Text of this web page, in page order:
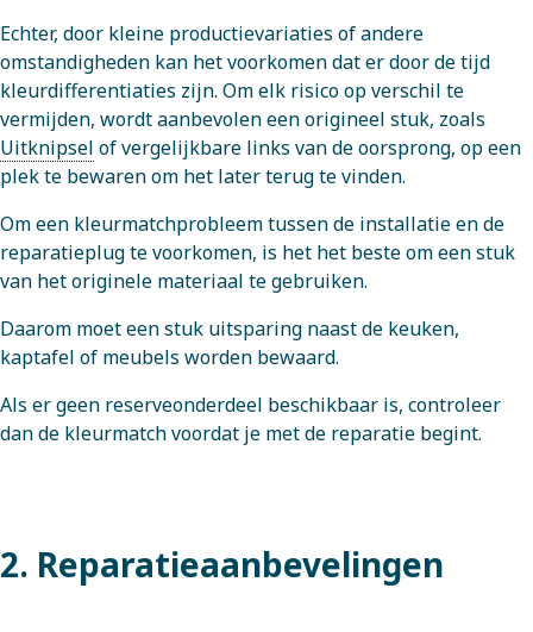
Echter, door kleine productievariaties of andere
omstandigheden kan het voorkomen dat er door de tijd
kleurdifferentiaties zijn. Om elk risico op verschil te
vermijden, wordt aanbevolen een origineel stuk, zoals
Uitknipsel of vergelijkbare links van de oorsprong, op een
plek te bewaren om het later terug te vinden.
Om een kleurmatchprobleem tussen de installatie en de
reparatieplug te voorkomen, is het het beste om een stuk
van het originele materiaal te gebruiken.
Daarom moet een stuk uitsparing naast de keuken,
kaptafel of meubels worden bewaard.
Als er geen reserveonderdeel beschikbaar is, controleer
dan de kleurmatch voordat je met de reparatie begint.
2. Reparatieaanbevelingen